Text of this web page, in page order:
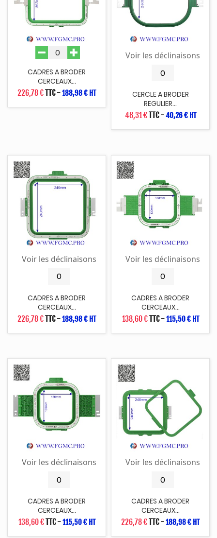
CADRES A BRODER
CERCEAUX...
226,78 €TTC-188,98 € HT
Voir les déclinaisons
CERCLE A BRODER
REGULIER...
48,31 €TTC-40,26 € HT
Voir les déclinaisons
CADRES A BRODER
CERCEAUX...
226,78 €TTC-188,98 € HT
Voir les déclinaisons
CADRES A BRODER
CERCEAUX...
138,60 €TTC-115,50 € HT
Voir les déclinaisons
CADRES A BRODER
CERCEAUX...
138,60 €TTC-115,50 € HT
Voir les déclinaisons
CADRES A BRODER
CERCEAUX...
226,78 €TTC-188,98 € HT